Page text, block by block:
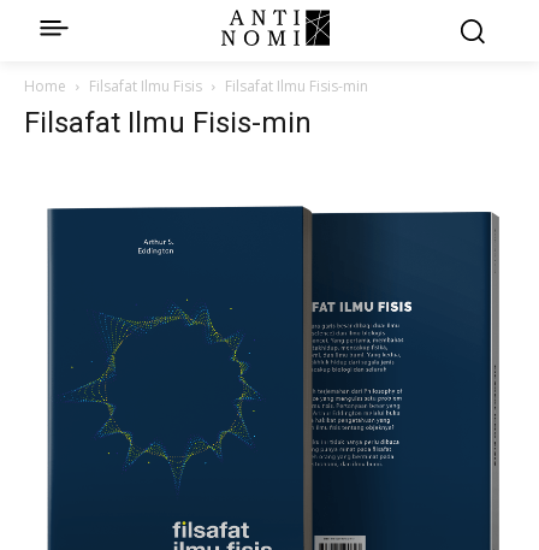
Home Filsafat Ilmu Fisis Filsafat Ilmu Fisis-min
Filsafat Ilmu Fisis-min